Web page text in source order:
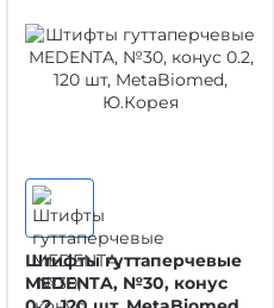
Штифты гуттаперчевые
MEDENTA, №30, конус